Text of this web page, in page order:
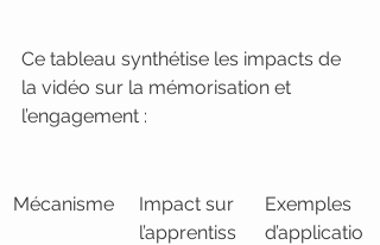
Ce tableau synthétise les impacts de
la vidéo sur la mémorisation et
l’engagement :
Mécanisme
Impact sur
l’apprentiss
Exemples
d’applicatio